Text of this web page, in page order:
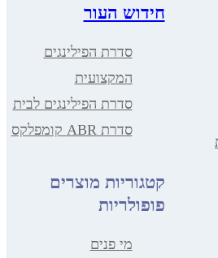
חידוש העור
סדרת הפילינגים
המקצועית
סדרת הפילינגים לבית
סדרת ABR קומפלקס
קטגוריות מוצרים
פופולריות
מי פנים